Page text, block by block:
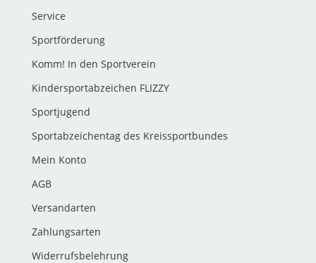
Service
Sportförderung
Komm! In den Sportverein
Kindersportabzeichen FLIZZY
Sportjugend
Sportabzeichentag des Kreissportbundes
Mein Konto
AGB
Versandarten
Zahlungsarten
Widerrufsbelehrung